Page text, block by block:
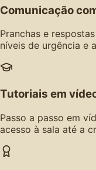
Comunicação
Pranchas e
níveis de urgência e
Tutoriais em
Passo a passo em
acesso à sala até a